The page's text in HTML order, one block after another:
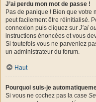
J’ai perdu mon mot de passe !
Pas de panique ! Bien que votre
peut facilement être réinitialisé.
connexion puis cliquez sur J’ai
instructions énoncées et vous
Si toutefois vous ne parveniez
un administrateur du forum.
Haut
Pourquoi suis-je
Si vous ne cochez pas la case